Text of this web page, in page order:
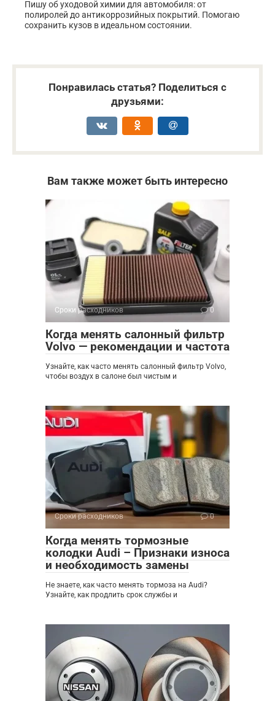
Пишу об уходовой химии для автомобиля: от
полиролей до антикоррозийных покрытий. Помогаю
сохранить кузов в идеальном состоянии.
Понравилась статья? Поделиться с
друзьями:
Вам также может быть интересно
Сроки расходников 0
Когда менять салонный фильтр
Volvo — рекомендации и частота
Узнайте, как часто менять салонный фильтр Volvo,
чтобы воздух в салоне был чистым и
Сроки расходников 0
Когда менять тормозные
колодки Audi – Признаки износа
и необходимость замены
Не знаете, как часто менять тормоза на Audi?
Узнайте, как продлить срок службы и